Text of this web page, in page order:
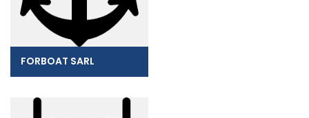
FORBOAT SARL